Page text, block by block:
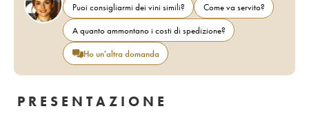
Puoi consigliarmi dei vini simili?
Come va servito?
A quanto ammontano i costi di spedizione?
Ho un'altra domanda
PRESENTAZIONE